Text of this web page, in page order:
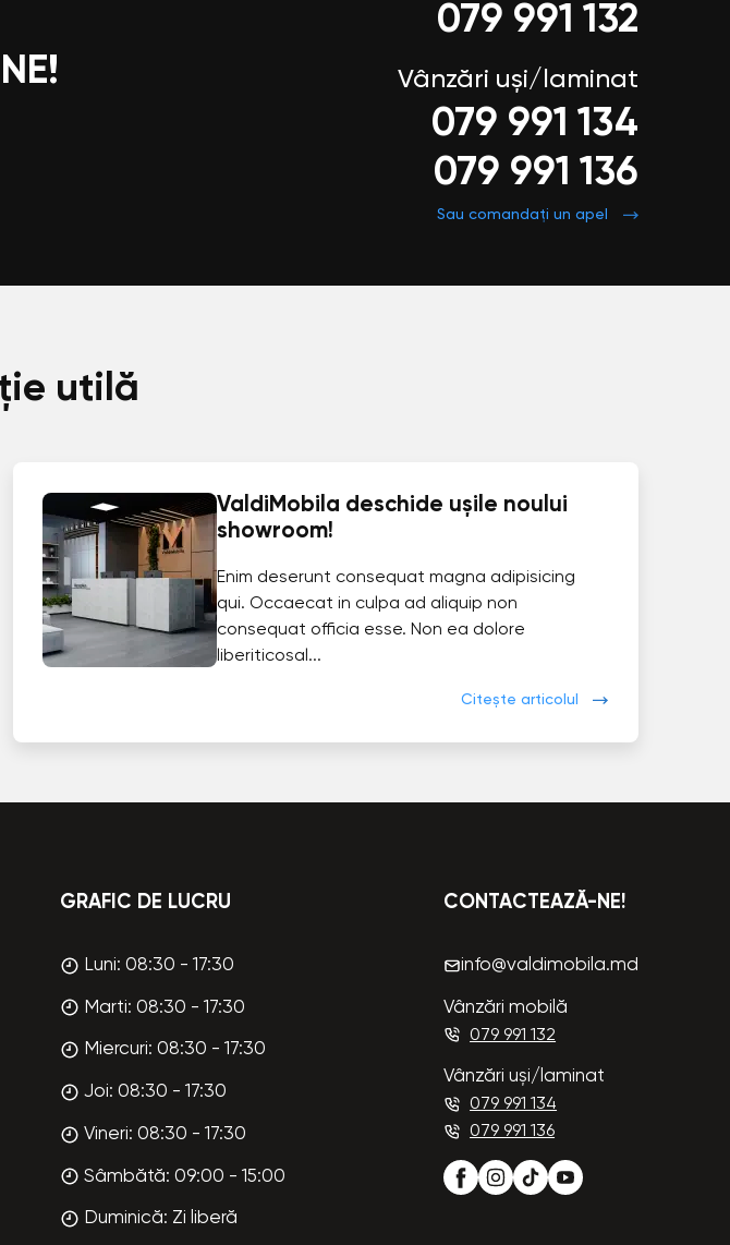
079 991 132
Vânzări uși/laminat
079 991 134
079 991 136
Sau comandați un apel
utilă
ValdiMobila deschide ușile noului
showroom!
Enim deserunt consequat magna adipisicing
qui. Occaecat in culpa ad aliquip non
consequat officia esse. Non ea dolore
liberiticosal...
Citește articolul
GRAFIC DE LUCRU
Luni: 08:30 - 17:30
Marti: 08:30 - 17:30
Miercuri: 08:30 - 17:30
Joi: 08:30 - 17:30
Vineri: 08:30 - 17:30
Sâmbătă: 09:00 - 15:00
Duminică: Zi liberă
CONTACTEAZĂ-NE!
info@valdimobila.md
Vânzări mobilă
079 991 132
Vânzări uși/laminat
079 991 134
079 991 136